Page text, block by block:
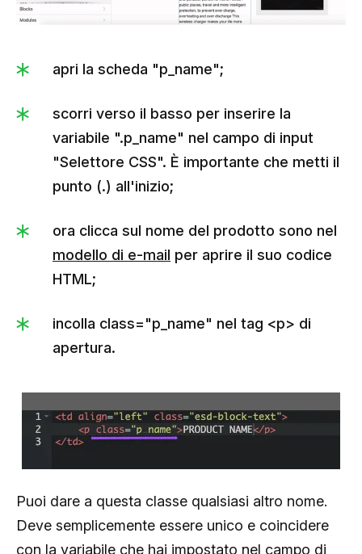
apri la scheda "p_name";
scorri verso il basso per inserire la
variabile ".p_name" nel campo di input
"Selettore CSS". È importante che metti il
punto (.) all'inizio;
ora clicca sul nome del prodotto sono nel
modello di e-mail per aprire il suo codice
HTML;
incolla class="p_name" nel tag <p> di
apertura.
Puoi dare a questa classe qualsiasi altro nome.
Deve semplicemente essere unico e coincidere
con la variabile che hai impostato nel campo di